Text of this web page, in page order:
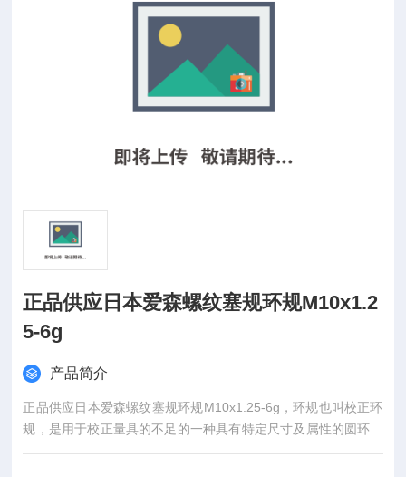
正品供应日本爱森螺纹塞规环规M10x1.2
5-6g
产品简介
正品供应日本爱森螺纹塞规环规M10x1.25-6g，环规也叫校正环
规，是用于校正量具的不足的一种具有特定尺寸及属性的圆环。
环规按照外观上可以分为:光面环规、螺纹环规、平行螺纹环规、